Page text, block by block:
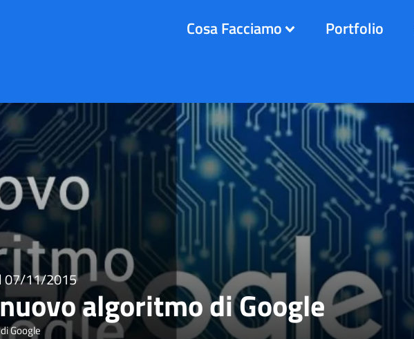
Cosa Facciamo Portfolio
07/11/2015
algoritmo di Google
Google